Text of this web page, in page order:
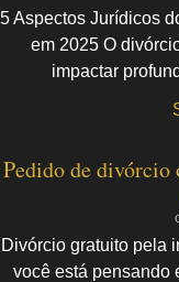
5 Aspectos Jurídicos
em 2025 O
impactar
Pedido de
Divórcio gratuito pela
você está pensando